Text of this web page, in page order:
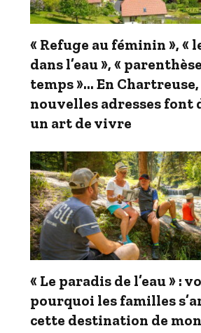
« Refuge au féminin », «
dans l’eau », «
temps »… En
nouvelles adresses font
un art de vivre
« Le paradis de l’eau » :
pourquoi les familles
cette destination de